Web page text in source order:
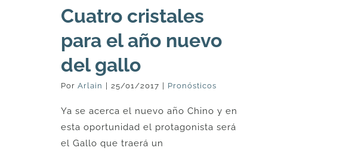
Cuatro cristales
para el año nuevo
del gallo
Por Arlain | 25/01/2017 | Pronósticos
Ya se acerca el nuevo año Chino y en
esta oportunidad el protagonista será
el Gallo que traerá un